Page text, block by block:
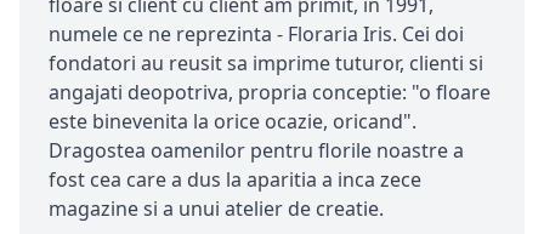
numele ce ne reprezinta - Floraria Iris. Cei doi
fondatori au reusit sa imprime tuturor, clienti si
angajati deopotriva, propria conceptie: "o floare
este binevenita la orice ocazie, oricand".
Dragostea oamenilor pentru florile noastre a
fost cea care a dus la aparitia a inca zece
magazine si a unui atelier de creatie.